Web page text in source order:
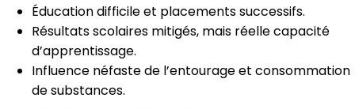
Éducation difficile et placements successifs.
Résultats scolaires mitigés, mais réelle capacité
d’apprentissage.
Influence néfaste de l’entourage et consommation
de substances.